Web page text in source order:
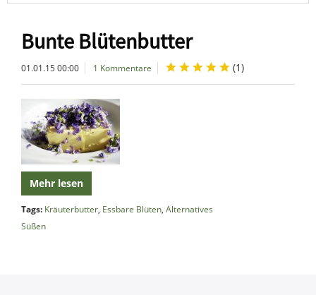
Bunte Blütenbutter
01.01.15 00:00 1 Kommentare (1)
Mehr lesen
Tags: Kräuterbutter, Essbare Blüten, Alternatives
Süßen